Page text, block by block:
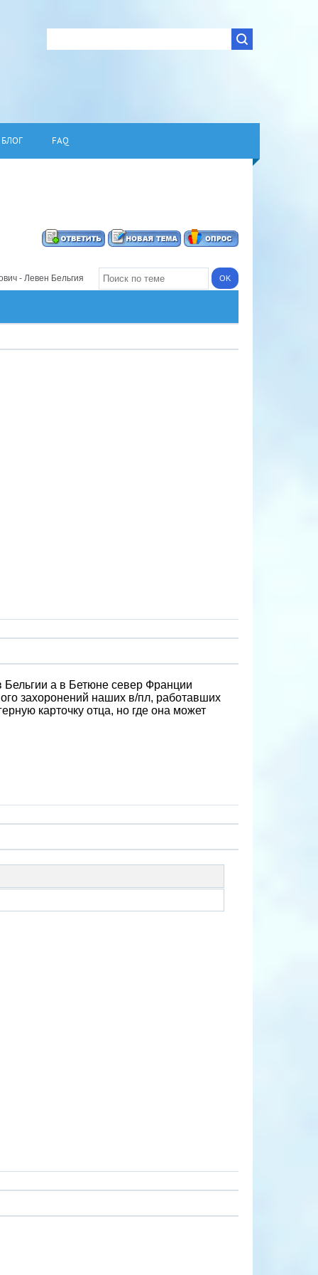
БЛОГ FAQ
- Левен Бельгия
Бельгии а в Бетюне север Франции
захоронений наших в/пл, работавших
карточку отца, но где она может